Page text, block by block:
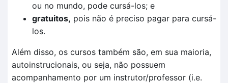
ou no mundo, pode cursá-los; e
gratuitos, pois não é preciso pagar para cursá-
los.
Além disso, os cursos também são, em sua maioria,
autoinstrucionais, ou seja, não possuem
acompanhamento por um instrutor/professor (i.e.